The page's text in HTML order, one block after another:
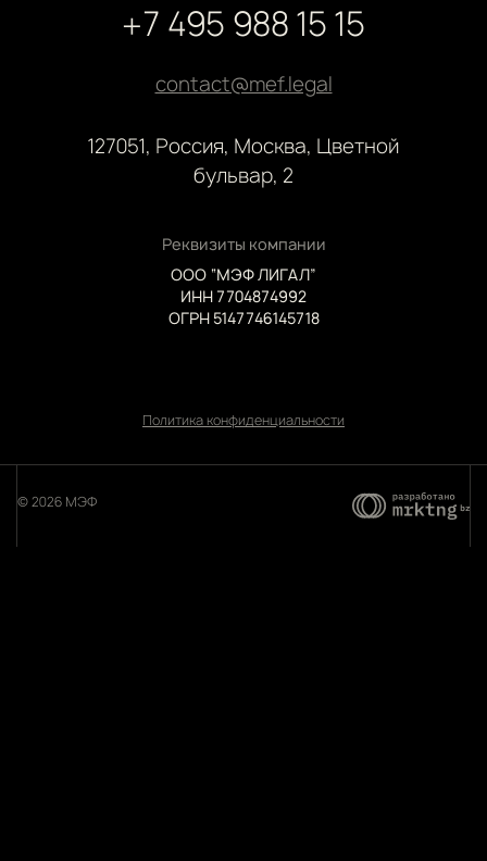
+7 495 988 15 15
contact@mef.legal
127051, Россия, Москва, Цветной
бульвар, 2
Реквизиты компании
ООО “МЭФ ЛИГАЛ”
ИНН 7704874992
ОГРН 5147746145718
Политика конфиденциальности
© 2026 МЭФ